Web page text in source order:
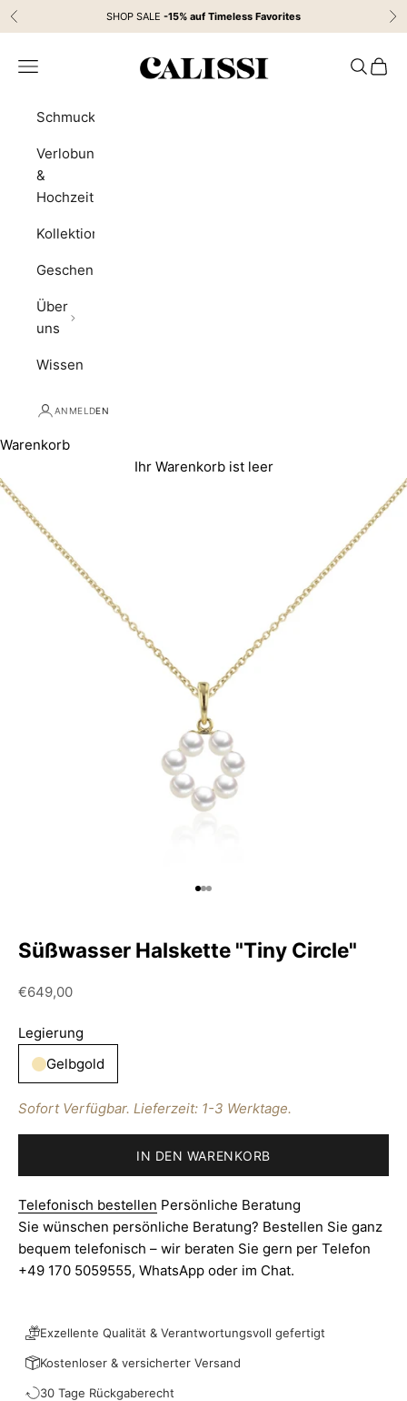
Zum Inhalt springen
Zurück SHOP SALE -15% auf Timeless Favorites Vor
CALISSI
Menü Suchen
Schmuck
Verlobung
&
Hochzeit
Kollektion
Geschenke
Über
uns
Wissen
ANMELDEN
Warenkorb
Ihr Warenkorb ist leer
Gehe zu Element 1
Gehe zu Element 2
Gehe zu Element 3
Süßwasser Halskette "Tiny Circle"
Angebot
€649,00
Legierung
Gelbgold
Sofort Verfügbar. Lieferzeit: 1-3 Werktage.
IN DEN WARENKORB
Telefonisch bestellen Persönliche Beratung
Sie wünschen persönliche Beratung? Bestellen Sie ganz
bequem telefonisch – wir beraten Sie gern per Telefon
+49 170 5059555, WhatsApp oder im Chat.
Exzellente Qualität & Verantwortungsvoll gefertigt
Kostenloser & versicherter Versand
30 Tage Rückgaberecht